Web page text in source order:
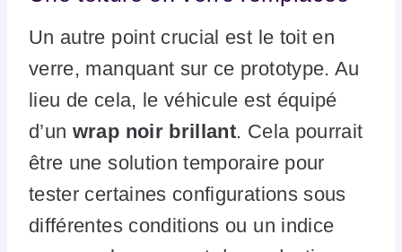
Un autre point crucial est le toit en
verre, manquant sur ce prototype. Au
lieu de cela, le véhicule est équipé
d’un wrap noir brillant. Cela pourrait
être une solution temporaire pour
tester certaines configurations sous
différentes conditions ou un indice